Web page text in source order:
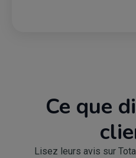
Ce que
Lisez leurs avis sur